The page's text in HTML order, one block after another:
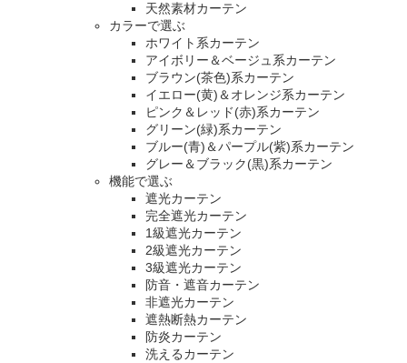
天然素材カーテン
カラーで選ぶ
ホワイト系カーテン
アイボリー＆ベージュ系カーテン
ブラウン(茶色)系カーテン
イエロー(黄)＆オレンジ系カーテン
ピンク＆レッド(赤)系カーテン
グリーン(緑)系カーテン
ブルー(青)＆パープル(紫)系カーテン
グレー＆ブラック(黒)系カーテン
機能で選ぶ
遮光カーテン
完全遮光カーテン
1級遮光カーテン
2級遮光カーテン
3級遮光カーテン
防音・遮音カーテン
非遮光カーテン
遮熱断熱カーテン
防炎カーテン
洗えるカーテン